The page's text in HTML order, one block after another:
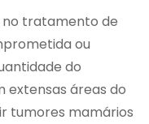
no tratamento de
ou
do
extensas áreas do
tumores mamários